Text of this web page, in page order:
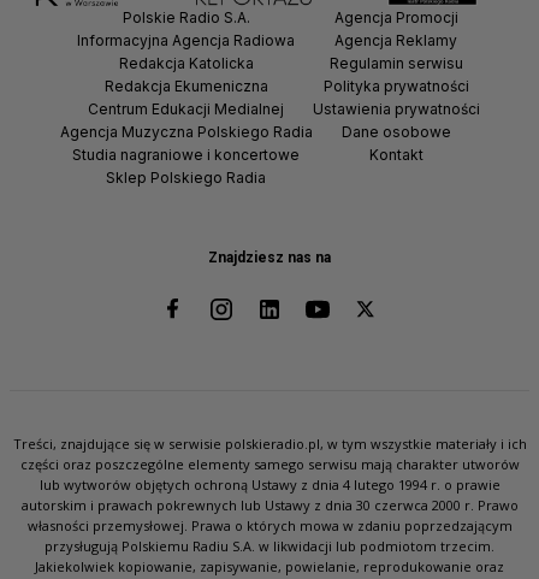
Znajdziesz nas na
Polskie Radio S.A.
Informacyjna Agencja Radiowa
Redakcja Katolicka
Redakcja Ekumeniczna
Centrum Edukacji Medialnej
Agencja Muzyczna Polskiego Radia
Studia nagraniowe i koncertowe
Sklep Polskiego Radia
Agencja Promocji
Agencja Reklamy
Regulamin serwisu
Polityka prywatności
Ustawienia prywatności
Dane osobowe
Kontakt
Treści, znajdujące się w serwisie polskieradio.pl, w tym wszystkie materiały i ich
części oraz poszczególne elementy samego serwisu mają charakter utworów
lub wytworów objętych ochroną Ustawy z dnia 4 lutego 1994 r. o prawie
autorskim i prawach pokrewnych lub Ustawy z dnia 30 czerwca 2000 r. Prawo
własności przemysłowej. Prawa o których mowa w zdaniu poprzedzającym
przysługują Polskiemu Radiu S.A. w likwidacji lub podmiotom trzecim.
Jakiekolwiek kopiowanie, zapisywanie, powielanie, reprodukowanie oraz